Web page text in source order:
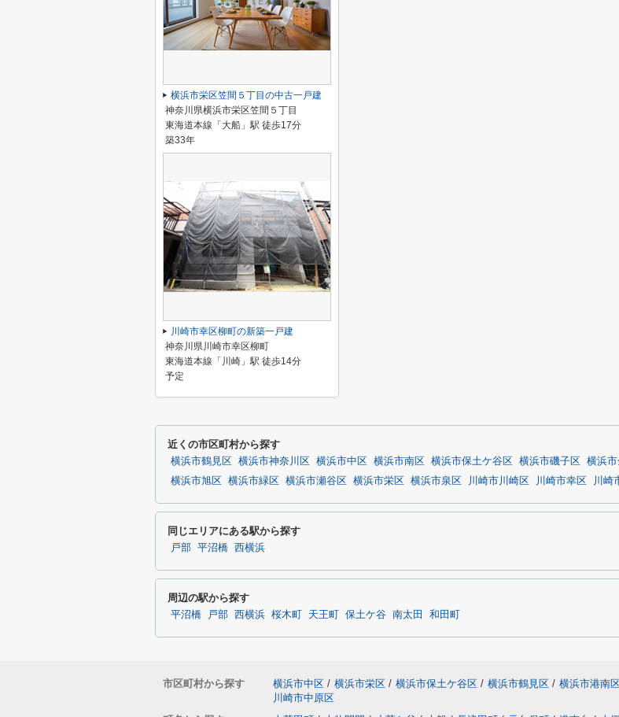
横浜市栄区笠間５丁目の中古一戸建
神奈川県横浜市栄区笠間５丁目
東海道本線「大船」駅 徒歩17分
築33年
川崎市幸区柳町の新築一戸建
神奈川県川崎市幸区柳町
東海道本線「川崎」駅 徒歩14分
予定
近くの市区町村から探す
横浜市鶴見区 横浜市神奈川区 横浜市中区 横浜市南区 横浜市保土ケ谷区 横浜市磯子区 横浜市
横浜市旭区
横浜市緑区 横浜市瀬谷区 横浜市栄区 横浜市泉区 川崎市川崎区 川崎市幸区 川崎
同じエリアにある駅から探す
戸部 平沼橋 西横浜
周辺の駅から探す
平沼橋 戸部 西横浜 桜木町 天王町 保土ケ谷 南太田 和田町
市区町村から探す 横浜市中区 / 横浜市栄区 / 横浜市保土ケ谷区 / 横浜市鶴見区 / 横浜市港南
川崎市中原区